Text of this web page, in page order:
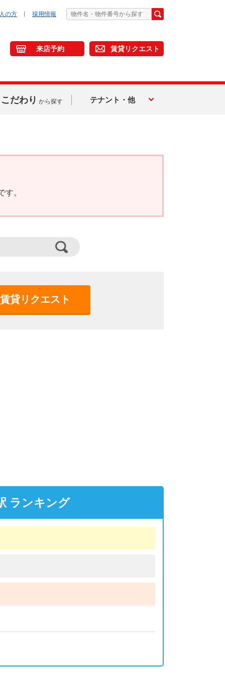
の方 採用情報
来店予約 賃貸リクエスト
こだわり から探す テナント・他
。
賃貸リクエスト
ランキング